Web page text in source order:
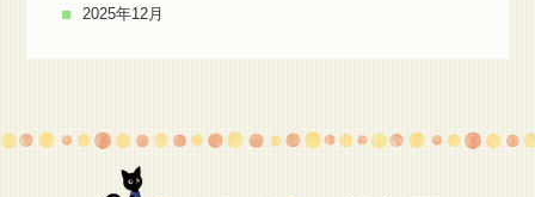
2025年12月